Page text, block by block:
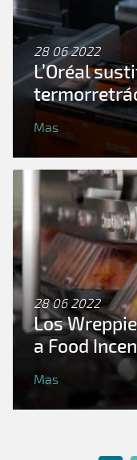
28 06 2022
L’Oréal
Mas
28 06 2022
Los
a Food
Mas